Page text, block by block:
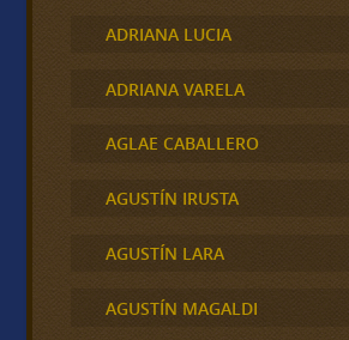
ADRIANA LUCIA
ADRIANA VARELA
AGLAE CABALLERO
AGUSTÍN IRUSTA
AGUSTÍN LARA
AGUSTÍN MAGALDI